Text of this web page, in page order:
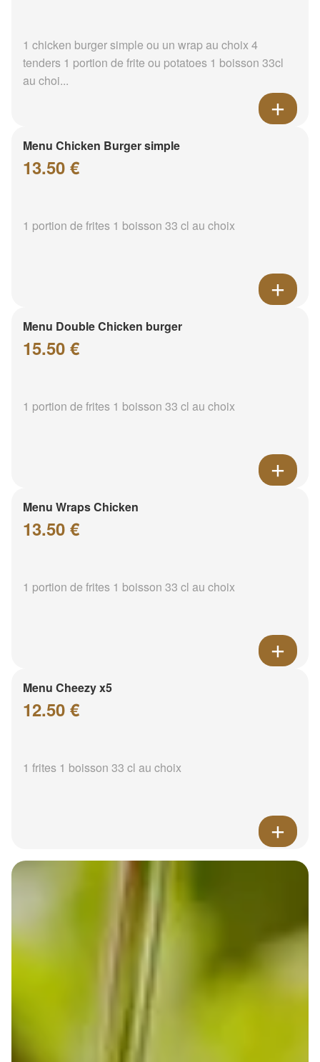
1 chicken burger simple ou un wrap au choix 4
tenders 1 portion de frite ou potatoes 1 boisson 33cl
au choi...
Menu Chicken Burger simple
13.50 €
1 portion de frites 1 boisson 33 cl au choix
Menu Double Chicken burger
15.50 €
1 portion de frites 1 boisson 33 cl au choix
Menu Wraps Chicken
13.50 €
1 portion de frites 1 boisson 33 cl au choix
Menu Cheezy x5
12.50 €
1 frites 1 boisson 33 cl au choix